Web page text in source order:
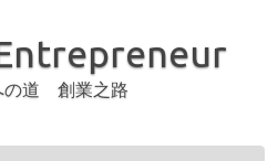
の道 創業之路
Skip to content